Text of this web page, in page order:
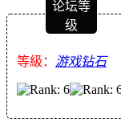
论坛等
级
等級： 游戏钻石